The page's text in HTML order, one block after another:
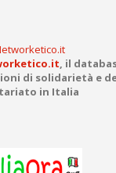
il
di solidarietà e
in Italia